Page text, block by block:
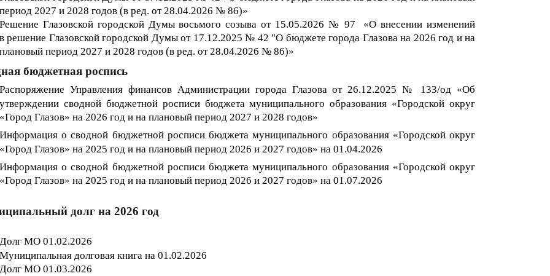
период 2027 и 2028 годов (в ред. от 28.04.2026 № 86)»
Решение Глазовской городской Думы восьмого созыва от 15.05.2026 № 97
«О внесении изменений
врешение Глазовской городской Думы от 17.12.2025 №42 "О бюджете города Глазова на 2026 год и на
плановый период 2027 и 2028 годов (в ред. от 28.04.2026 № 86)»
бюджетная роспись
Распоряжение Управления финансов Администрации города Глазова от26.12.2025 № 133/од «Об
утверждении сводной бюджетной росписи бюджета муниципального образования «Городской округ
«Город Глазов» на 2026 год и на плановый период 2027 и 2028 годов»
Информация осводной бюджетной росписи бюджета муниципального образования «Городской округ
«Город Глазов» на 2025 год и на плановый период 2026 и 2027 годов» на 01.04.2026
Информация осводной бюджетной росписи бюджета муниципального образования «Городской округ
«Город Глазов» на 2025 год и на плановый период 2026 и 2027 годов» на 01.07.2026
долг на 2026 год
Долг МО 01.02.2026
Муниципальная долговая книга на 01.02.2026
Долг МО 01.03.2026